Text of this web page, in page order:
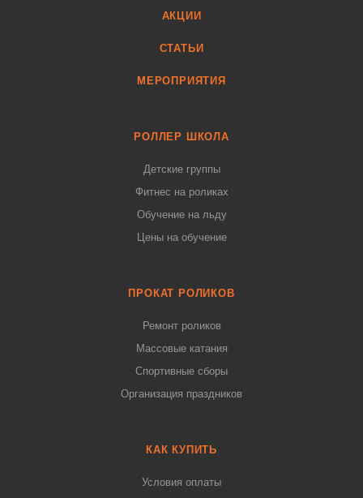
АКЦИИ
СТАТЬИ
МЕРОПРИЯТИЯ
РОЛЛЕР ШКОЛА
Детские группы
Фитнес на роликах
Обучение на льду
Цены на обучение
ПРОКАТ РОЛИКОВ
Ремонт роликов
Массовые катания
Спортивные сборы
Организация праздников
КАК КУПИТЬ
Условия оплаты